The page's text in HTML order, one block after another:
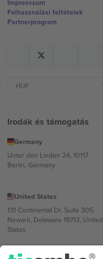
Impresszum
Felhasználási feltételek
Partnerprogram
Irodák és támogatás
Germany
Unter den Linden 24, 10117
Berlin, Germany
United States
131 Continental Dr, Suite 305,
Newark, Delaware 19713, United
States
Bulgaria